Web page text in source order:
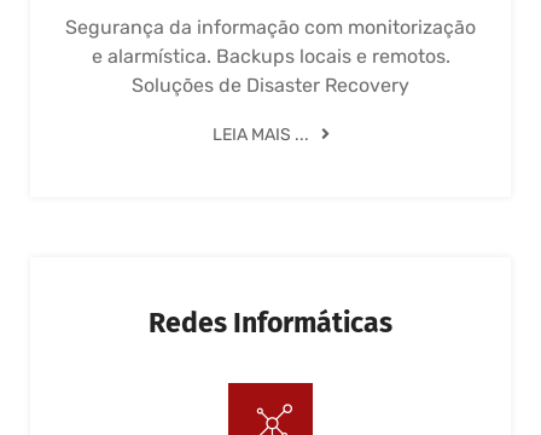
Segurança da informação com monitorização
e alarmística. Backups locais e remotos.
Soluções de Disaster Recovery
LEIA MAIS ...
Redes Informáticas